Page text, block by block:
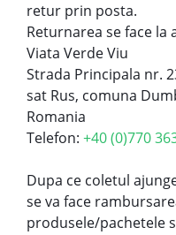
retur prin posta.
Returnarea se face la
Viata Verde Viu
Strada Principala nr.
sat Rus, comuna
Romania
Telefon: +40 (0)770
Dupa ce coletul
se va face
produsele/pachetele